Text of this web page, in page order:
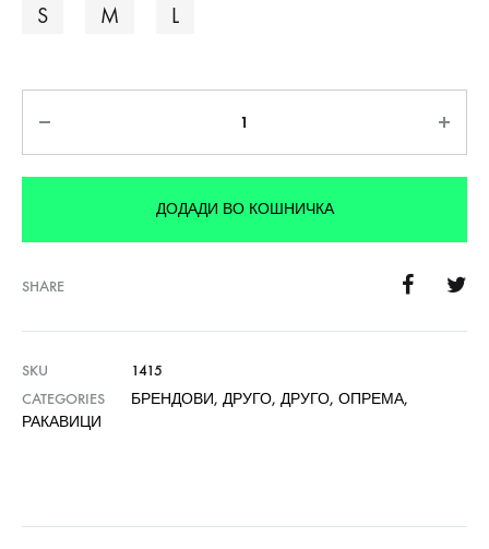
S
M L
ДОДАДИ ВО КОШНИЧКА
SHARE
SKU
1415
CATEGORIES
БРЕНДОВИ, ДРУГО, ДРУГО, ОПРЕМА,
РАКАВИЦИ